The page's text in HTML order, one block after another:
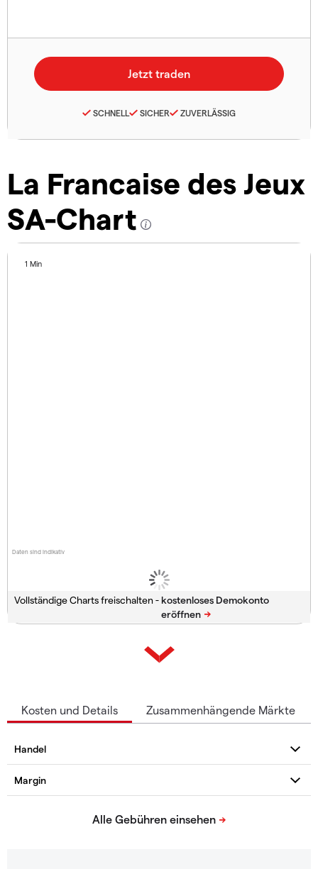
La Francaise des Jeux
SA-Chart
Daten sind indikativ
1 Min
Vollständige Charts freischalten -
SCHNELL SICHER ZUVERLÄSSIG
Kosten und Details Zusammenhängende Märkte